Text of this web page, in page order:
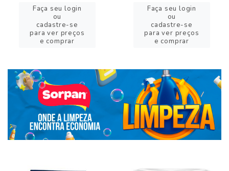
Faça seu login
ou
cadastre-se
para ver preços
e comprar
Faça seu login
ou
cadastre-se
para ver preços
e comprar